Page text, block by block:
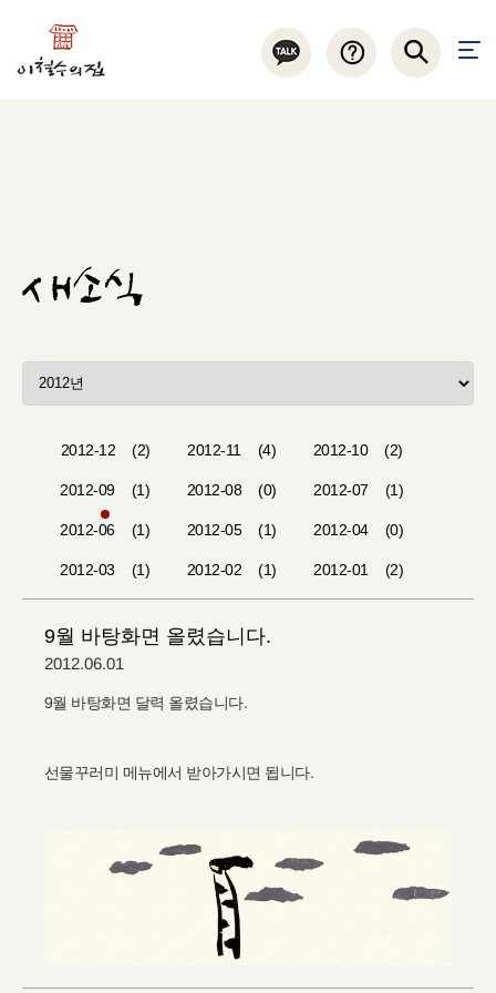
2012-12 (2) 2012-11 (4) 2012-10 (2)
2012-09 (1) 2012-08 (0) 2012-07 (1)
2012-06 (1) 2012-05 (1) 2012-04 (0)
2012-03 (1) 2012-02 (1) 2012-01 (2)
9월 바탕화면 올렸습니다.
2012.06.01
9월 바탕화면 달력 올렸습니다.
선물꾸러미 메뉴에서 받아가시면 됩니다.